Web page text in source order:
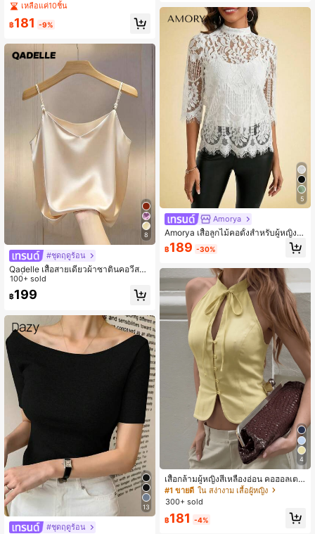
ผู้หญิง, เหมาะสำหรับสำนักงาน, ออกเด
กิด, วันหยุด, งานเลี้ยงน้ำชา, ฤดูร้อน
เหลือแค่10ชิ้น
฿181 -9%
8
#ชุดฤดูร้อน
Qadelle เสื้อสายเดี่ยวผ้าซาตินคอวีสไต
ล์ฝรั่งเศสสุดเก๋ ประดับมุก สำหรับผู้หญิง
100+ sold
฿199
13
#ชุดฤดูร้อน
5
Amorya
Amorya เสื้อลูกไม้คอตั้งสำหรับผู้หญิงฤ
ดูใบไม้ผลิ
฿189 -30%
4
เสื้อกล้ามผู้หญิงสีเหลืองอ่อน คอฮอลเตอ
ร์ผูกเชือก แบบกระดุมแถวเดียว เอวเข้า
รูป เสื้อครอปแขนกุด แนะนำไซส์ S สำห
#1 ขายดี ใน สง่างาม เสื้อผู้หญิง
300+ sold
฿181 -4%